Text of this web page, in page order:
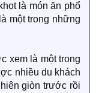
là món ăn phổ
một trong những
xem là một trong
nhiều du khách
giòn trước rồi